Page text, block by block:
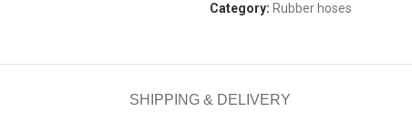
Category: Rubber hoses
SHIPPING & DELIVERY